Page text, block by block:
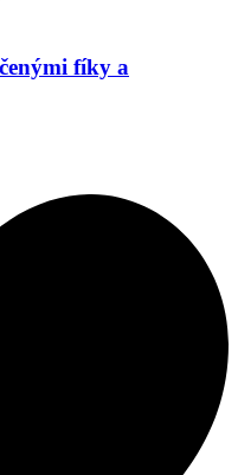
fíky a